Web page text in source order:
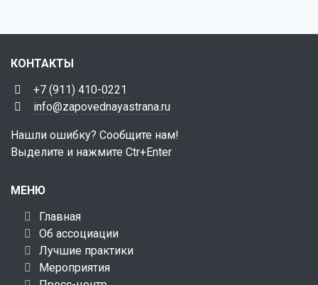
КОНТАКТЫ
+7 (911) 410-0221
info@zapovednayastrana.ru
Нашли ошибку? Сообщите нам!
Выделите и нажмите Ctr+Enter
МЕНЮ
Главная
Об ассоциации
Лучшие практики
Мероприятия